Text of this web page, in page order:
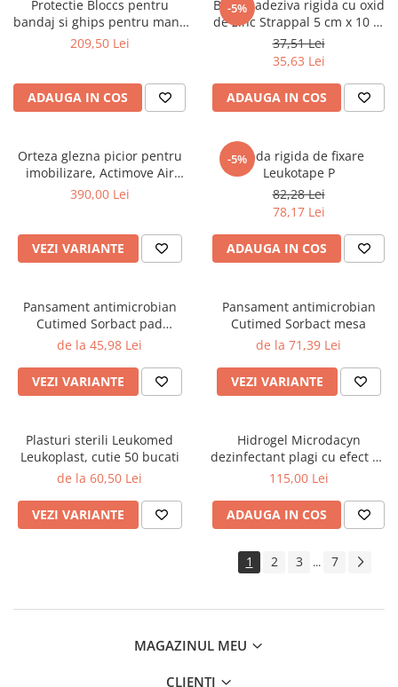
Protectie Bloccs pentru
bandaj si ghips pentru mana
copil, marime M,
209,50 Lei
ADAUGA IN COS
-5%
Banda adeziva rigida cu oxid
de zinc Strappal 5 cm x 10 m
Alb
37,51 Lei
35,63 Lei
ADAUGA IN COS
Orteza glezna picior pentru
imobilizare, Actimove Air
Walker cu perna de aer
390,00 Lei
VEZI VARIANTE
-5%
Banda rigida de fixare
Leukotape P
82,28 Lei
78,17 Lei
ADAUGA IN COS
Pansament antimicrobian
Cutimed Sorbact pad
absorbant
de la 45,98 Lei
VEZI VARIANTE
Pansament antimicrobian
Cutimed Sorbact mesa
de la 71,39 Lei
VEZI VARIANTE
Plasturi sterili Leukomed
Leukoplast, cutie 50 bucati
de la 60,50 Lei
VEZI VARIANTE
Hidrogel Microdacyn
dezinfectant plagi cu efect de
vindecare 120g
115,00 Lei
ADAUGA IN COS
1 2 3 ... 7
MAGAZINUL MEU
CLIENTI